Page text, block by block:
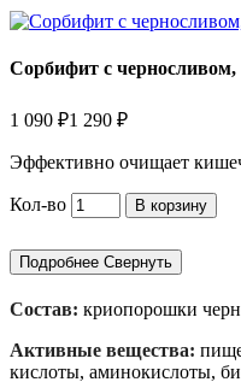
Сорбифит с черносливом,
1 090 ₽1 290 ₽
Эффективно очищает
Кол-во В корзину
Подробнее Свернуть
Состав: криопорошки
Активные вещества:
кислоты, аминокислоты,